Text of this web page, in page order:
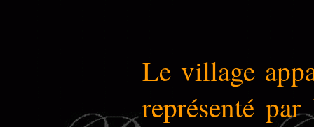
Le village
représenté